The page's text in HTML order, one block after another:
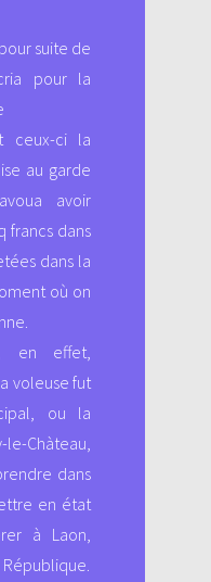
suite de
pour la
ceux-ci la
au garde
avoir
francs dans
dans la
où on
en effet,
voleuse fut
ou la
Chàteau,
dans
en état
à Laon,